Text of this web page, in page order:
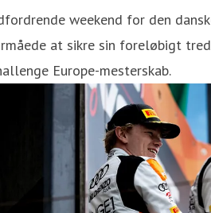
weekend for den
at sikre sin foreløbigt
Europe-mesterskab.